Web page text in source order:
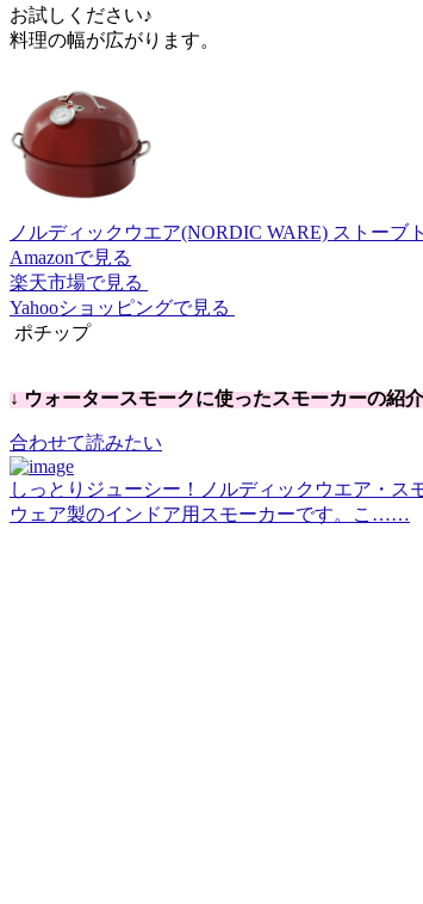
お試しください♪
料理の幅が広がります。
ノルディックウエア(NORDIC WARE) ストーブ
Amazonで見る
楽天市場で見る
Yahooショッピングで見る
ポチップ
↓ ウォータースモークに使ったスモーカーの紹
合わせて読みたい
しっとりジューシー！ノルディックウエア・
ウェア製のインドア用スモーカーです。こ……